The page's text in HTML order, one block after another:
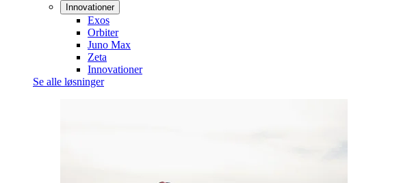
Innovationer
Exos
Orbiter
Juno Max
Zeta
Innovationer
Se alle løsninger